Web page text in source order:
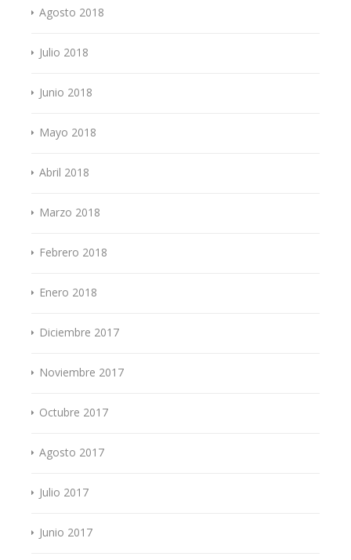
Agosto 2018
Julio 2018
Junio 2018
Mayo 2018
Abril 2018
Marzo 2018
Febrero 2018
Enero 2018
Diciembre 2017
Noviembre 2017
Octubre 2017
Agosto 2017
Julio 2017
Junio 2017